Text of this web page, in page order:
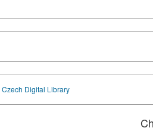
Czech Digital Library